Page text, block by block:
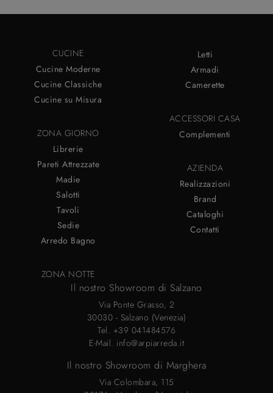
CUCINE
Cucine Moderne
Cucine Classiche
Cucine su Misura
ZONA GIORNO
Librerie
Pareti Attrezzate
Madie
Salotti
Tavoli
Sedie
Arredo Bagno
ZONA NOTTE
Letti
Armadi
Camerette
ACCESSORI CASA
Complementi
AZIENDA
Realizzazioni
Brand
Cataloghi
Contatti
Il nostro Showroom di Salzano
Via Ponte Grasso, 2
30030 - Salzano (Venezia)
Tel. +39 041484576
E-Mail. info@arpiarreda.it
Il nostro Showroom di Marghera
Via Colombara, 115